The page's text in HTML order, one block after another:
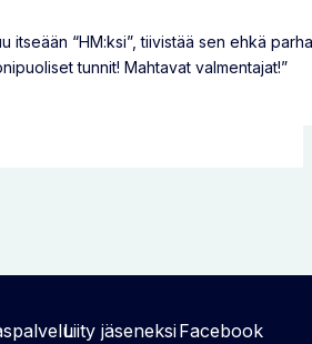
itseään “HM:ksi”, tiivistää sen ehkä
tunnit! Mahtavat valmentajat!”
Liity jäseneksiFacebook